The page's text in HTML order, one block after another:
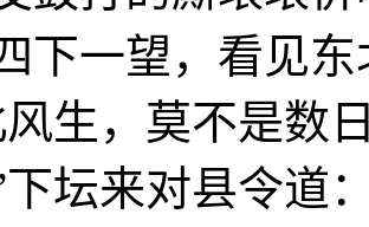
下一望，看见
生，莫不是数
下坛来对县令道